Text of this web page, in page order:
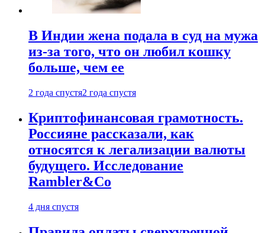
В Индии жена подала в суд на мужа
из-за того, что он любил кошку
больше, чем ее
2 года спустя2 года спустя
Криптофинансовая грамотность.
Россияне рассказали, как
относятся к легализации валюты
будущего. Исследование
Rambler&Co
4 дня спустя